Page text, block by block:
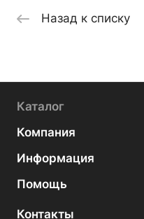
Назад к списку
Каталог
Компания
Информация
Помощь
Контакты